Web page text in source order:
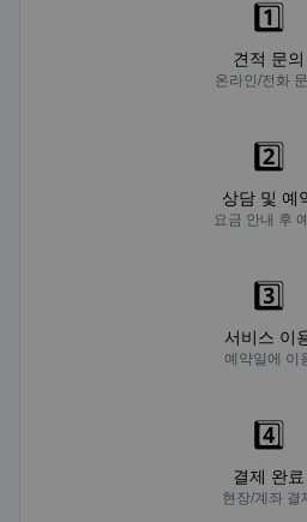
1️⃣
견적 문의
온라인/전화
2️⃣
상담 및 예
요금 안내 후
3️⃣
서비스 이
예약일에 이
4️⃣
결제 완료
현장/계좌 결